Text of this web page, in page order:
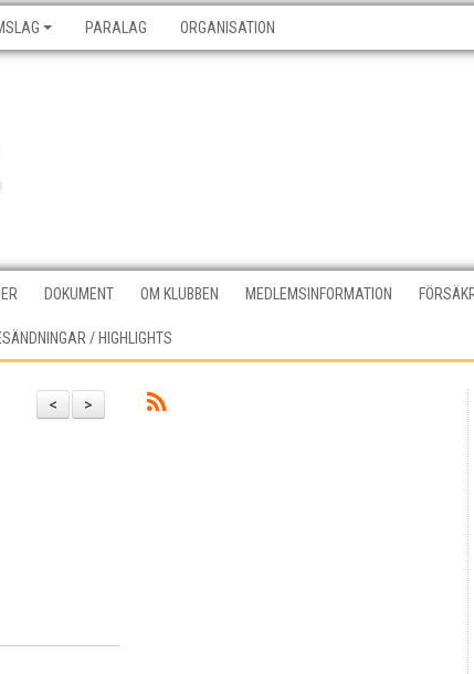
PARALAG ORGANISATION
DOKUMENT OM KLUBBEN MEDLEMSINFORMATION
/ HIGHLIGHTS
>
<